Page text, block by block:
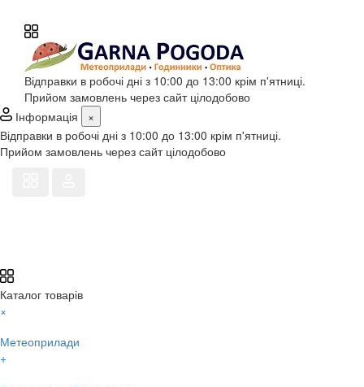
Відправки в робочі дні з 10:00 до 13:00 крім п'ятниці.
Прийом замовлень через сайт цілодобово
Інформація
×
Відправки в робочі дні з 10:00 до 13:00 крім п'ятниці.
Прийом замовлень через сайт цілодобово
Каталог товарів
×
Метеоприлади
+